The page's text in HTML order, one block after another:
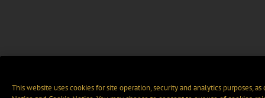
This website uses cookies for site operation, security and analytics purposes,